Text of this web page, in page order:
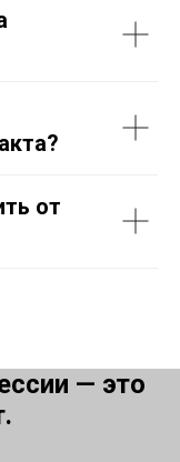
от
— это